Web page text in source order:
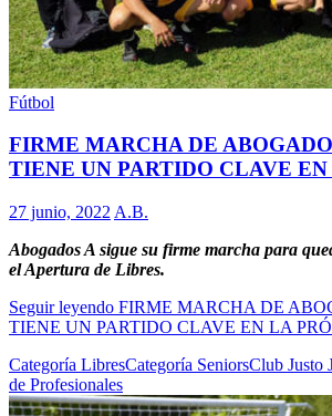
Fútbol
FIRME MARCHA DE
TIENE UN PARTIDO CLAVE
27 junio, 2022 A.B.
Abogados A sigue su firme marcha para
el Apertura de Libres.
Seguir leyendo FIRME MARCHA DE
TIENE UN PARTIDO CLAVE EN LA
Categoría LibresCategoría SeniorsClub Justo
de Profesionales